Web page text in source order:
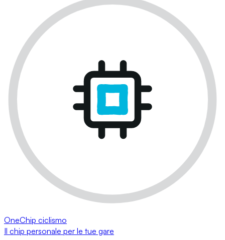
OneChip ciclismo
Il chip personale per le tue gare